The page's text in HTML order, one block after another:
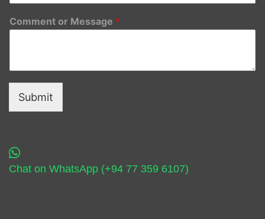
Comment or Message *
Submit
Chat on WhatsApp (+94 77 359 6107)